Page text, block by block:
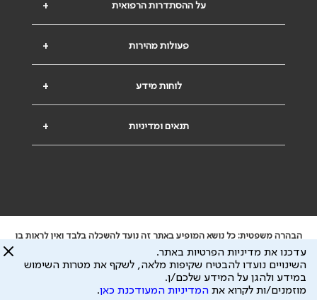
+ על ההסתדרות הרפואית
+ פעולות מהירות
+ לוחות מידע
+ תנאים ומדיניות
הבהרה משפטית: כל נושא המופיע באתר זה נועד להשכלה בלבד ואין לראות בו
ייעוץ רפואי או משפטי. אין הר"י אחראית לתוכן המתפרסם באתר זה ולכל נזק
שעלול להיגרם.
ידוע לי שהר"י אוספת ושומרת מידע אישי לצורך מתן השרות וכי חלק ממנו עשוי
להיות מועבר לצדדים שלישיים, הכל בכפוף למדיניות הפרטיות
עדכנו את מדיניות הפרטיות באתר.
השינויים נועדו להבטיח שקיפות מלאה, לשקף את מטרות השימוש
במידע ולהגן על המידע שלכם/ן.
מוזמנים/ות לקרוא את המדיניות המעודכנת כאן.